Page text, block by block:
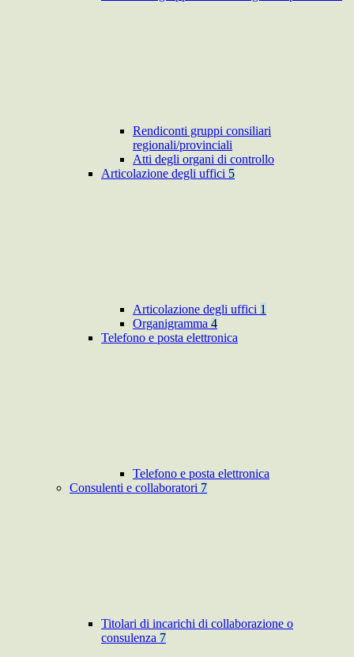
Rendiconti gruppi consiliari
regionali/provinciali
Atti degli organi di controllo
Articolazione degli uffici 5
Articolazione degli uffici 1
Organigramma 4
Telefono e posta elettronica
Telefono e posta elettronica
Consulenti e collaboratori 7
Titolari di incarichi di collaborazione o
consulenza 7